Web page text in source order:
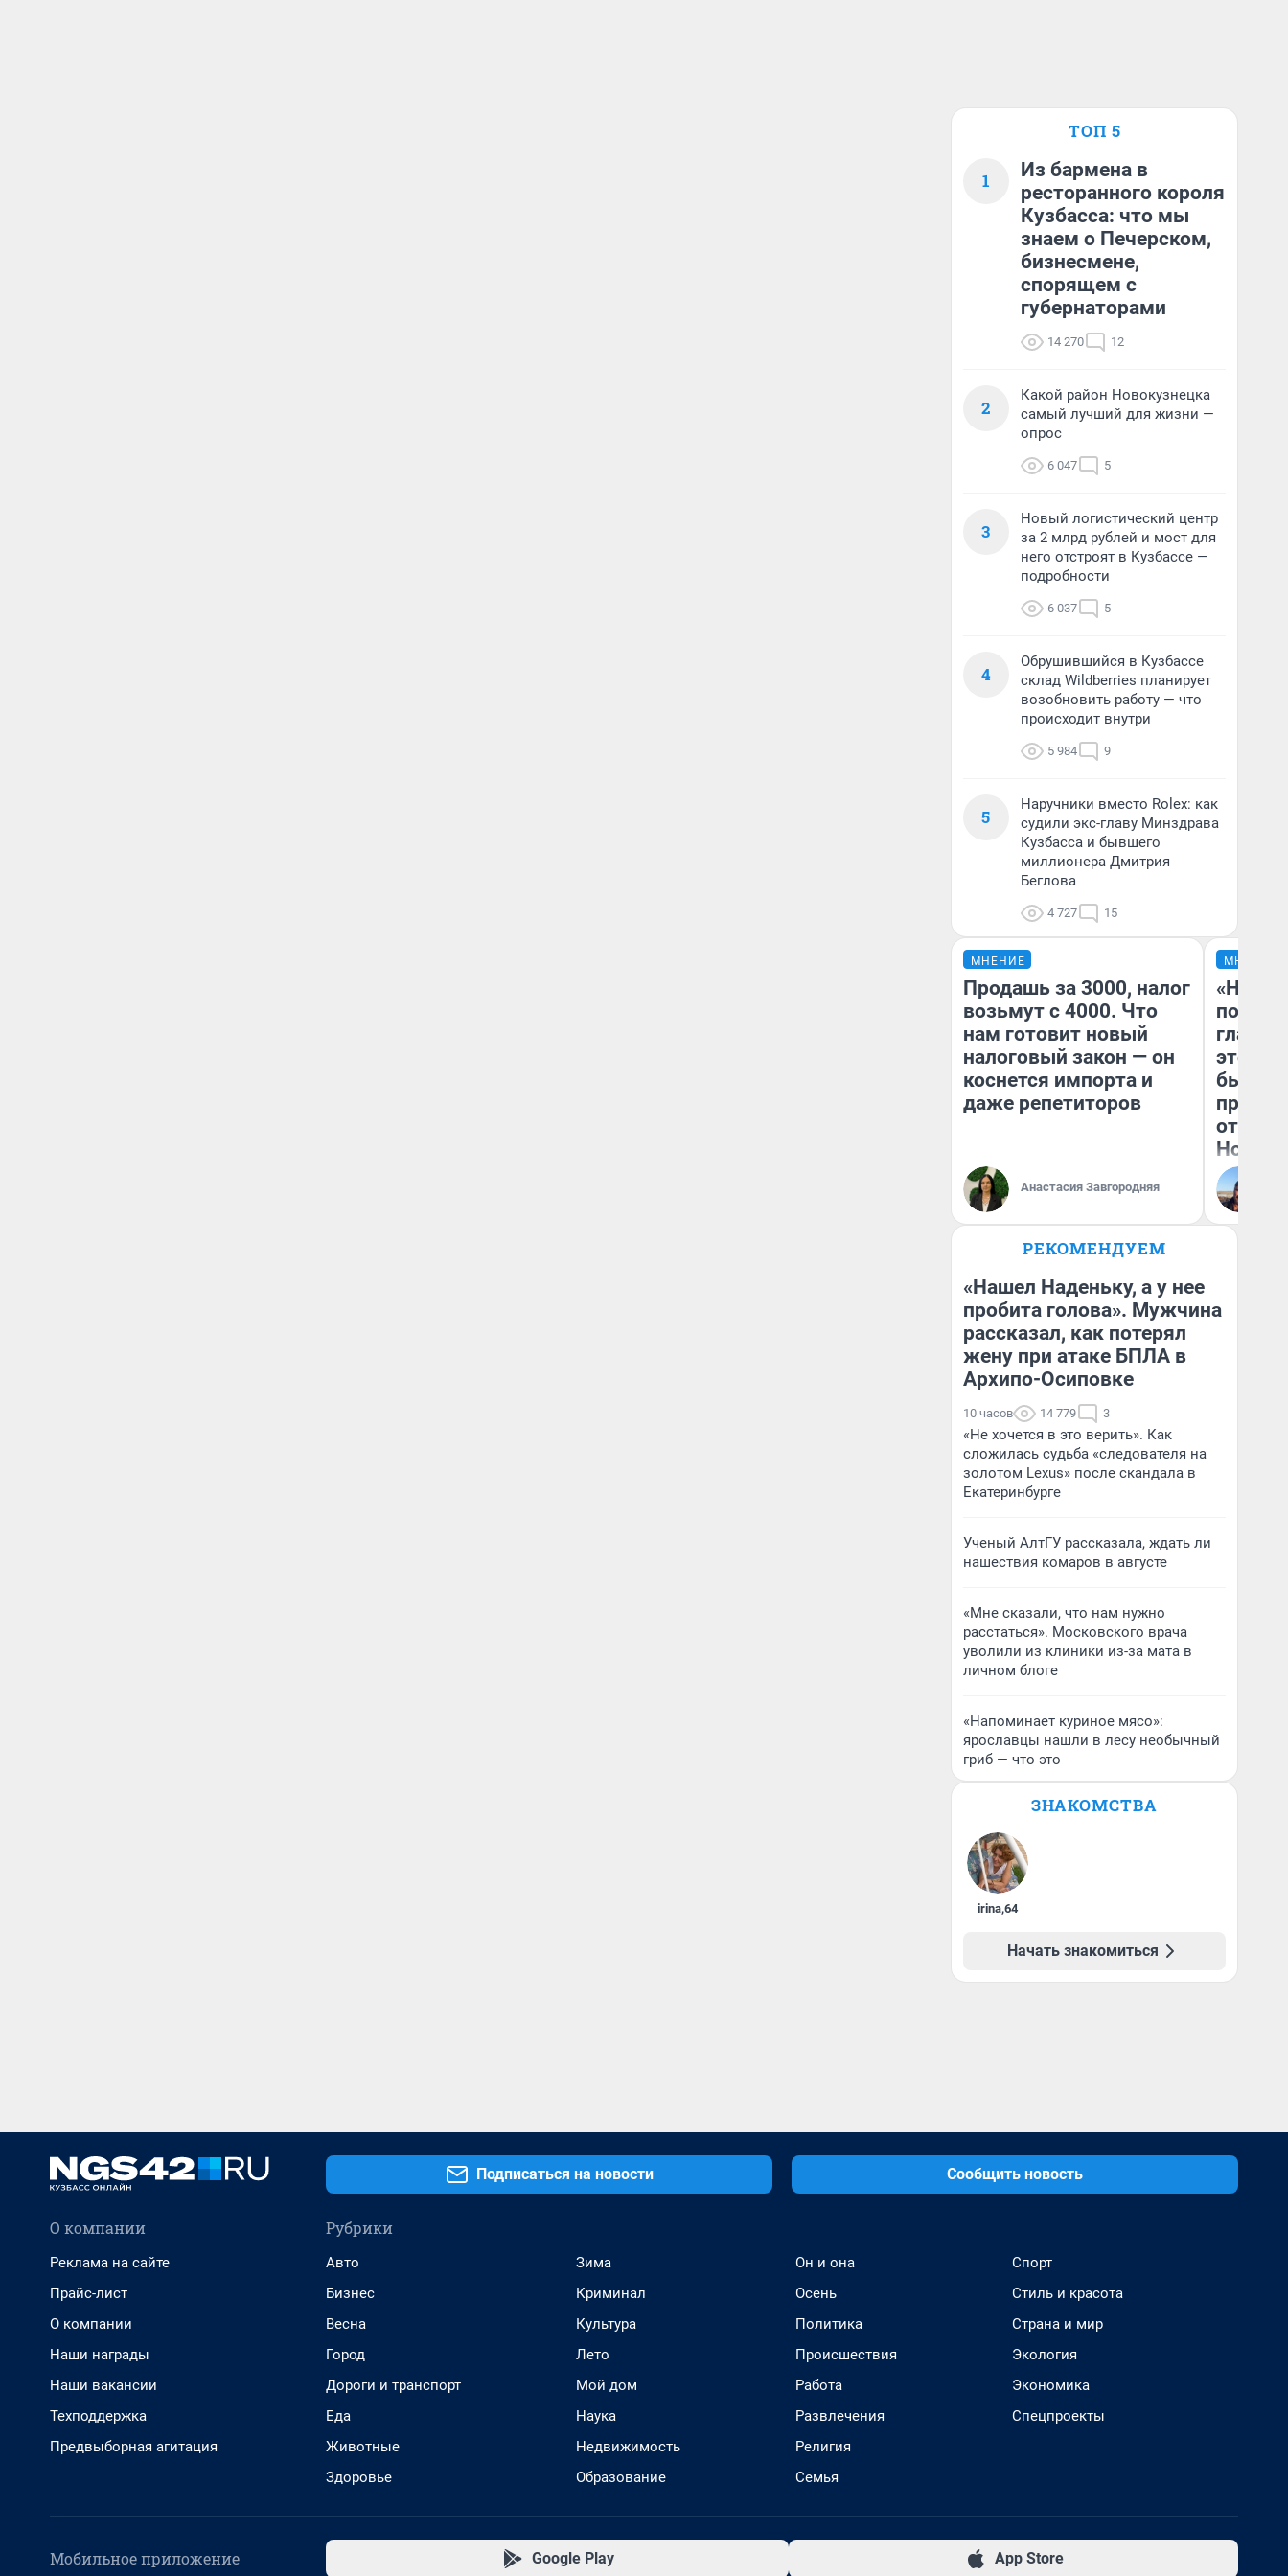
ТОП 5
1
Из бармена в
ресторанного короля
Кузбасса: что мы
знаем о Печерском,
бизнесмене,
спорящем с
губернаторами
14 270 12
2
Какой район Новокузнецка
самый лучший для жизни —
опрос
6 047 5
3
Новый логистический центр
за 2 млрд рублей и мост для
него отстроят в Кузбассе —
подробности
6 037 5
4
Обрушившийся в Кузбассе
склад Wildberries планирует
возобновить работу — что
происходит внутри
5 984 9
5
Наручники вместо Rolex: как
судили экс-главу Минздрава
Кузбасса и бывшего
миллионера Дмитрия
Беглова
4 727 15
МНЕНИЕ
Продашь за 3000, налог
возьмут с 4000. Что
нам готовит новый
налоговый закон — он
коснется импорта и
даже репетиторов
Анастасия Завгородняя
МНЕНИЕ
этого
бьет
отзыв
Нолана
РЕКОМЕНДУЕМ
«Нашел Наденьку, а у нее
пробита голова». Мужчина
рассказал, как потерял
жену при атаке БПЛА в
Архипо-Осиповке
10 часов 14 779 3
«Не хочется в это верить». Как
сложилась судьба «следователя на
золотом Lexus» после скандала в
Екатеринбурге
Ученый АлтГУ рассказала, ждать ли
нашествия комаров в августе
«Мне сказали, что нам нужно
расстаться». Московского врача
уволили из клиники из-за мата в
личном блоге
«Напоминает куриное мясо»:
ярославцы нашли в лесу необычный
гриб — что это
ЗНАКОМСТВА
irina,64
Начать знакомиться
Подписаться на новости Сообщить новость
О компании
Реклама на сайте
Прайс-лист
О компании
Наши награды
Наши вакансии
Техподдержка
Предвыборная агитация
Рубрики
Авто
Бизнес
Весна
Город
Дороги и транспорт
Еда
Животные
Здоровье
Зима
Криминал
Культура
Лето
Мой дом
Наука
Недвижимость
Образование
Он и она
Осень
Политика
Происшествия
Работа
Развлечения
Религия
Семья
Спорт
Стиль и красота
Страна и мир
Экология
Экономика
Спецпроекты
Мобильное приложение Google Play App Store